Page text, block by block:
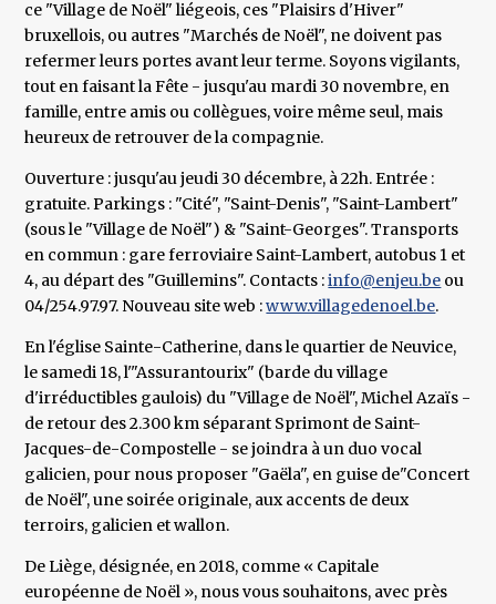
ce "Village de Noël" liégeois, ces "Plaisirs d'Hiver"
bruxellois, ou autres "Marchés de Noël", ne doivent pas
refermer leurs portes avant leur terme. Soyons vigilants,
tout en faisant la Fête - jusqu'au mardi 30 novembre, en
famille, entre amis ou collègues, voire même seul, mais
heureux de retrouver de la compagnie.
Ouverture : jusqu'au jeudi 30 décembre, à 22h. Entrée :
gratuite. Parkings : "Cité", "Saint-Denis", "Saint-Lambert"
(sous le "Village de Noël") & "Saint-Georges". Transports
en commun : gare ferroviaire Saint-Lambert, autobus 1 et
4, au départ des "Guillemins". Contacts :info@enjeu.be ou
04/254.97.97. Nouveau site web :www.villagedenoel.be.
En l'église Sainte-Catherine, dans le quartier de Neuvice,
le samedi 18, l'"Assurantourix" (barde du village
d'irréductibles gaulois) du "Village de Noël", Michel Azaïs -
de retour des 2.300 km séparant Sprimont de Saint-
Jacques-de-Compostelle - se joindra à un duo vocal
galicien, pour nous proposer "Gaëla", en guise de"Concert
de Noël", une soirée originale, aux accents de deux
terroirs, galicien et wallon.
De Liège, désignée, en 2018, comme « Capitale
européenne de Noël », nous vous souhaitons, avec près